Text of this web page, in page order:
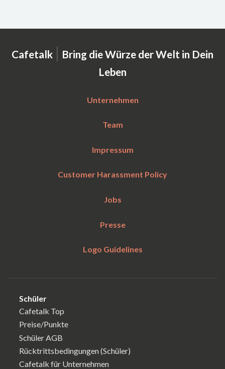
Cafetalk | Bring die Würze der Welt in Dein
Leben
Unternehmen
Team
Impressum
Customer Harassment Policy
Jobs
Presse
Logo Guidelines
Schüler
Cafetalk Top
Preise/Punkte
Schüler AGB
Rücktrittsbedingungen (Schüler)
Cafetalk für Unternehmen